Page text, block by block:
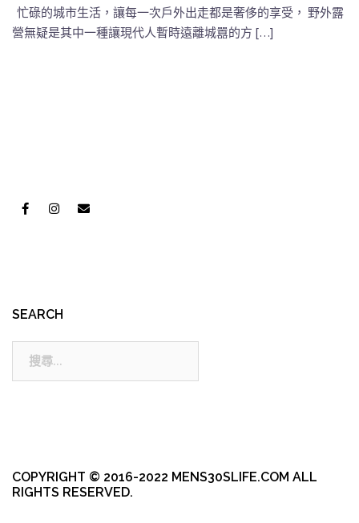
忙碌的城市生活，讓每一次戶外出走都是奢侈的享受， 野外露
營無疑是其中一種讓現代人暫時遠離城囂的方 […]
SEARCH
COPYRIGHT © 2016-2022 MENS30SLIFE.COM ALL
RIGHTS RESERVED.